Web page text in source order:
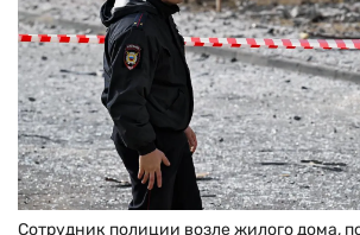
Сотрудник полиции возле жилого дома,